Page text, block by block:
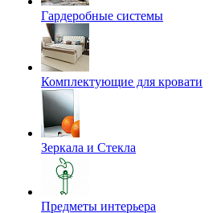
Гардеробные системы
Комплектующие для кровати
Зеркала и Стекла
Предметы интерьера